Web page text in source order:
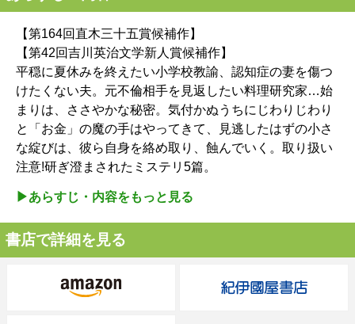
【第164回直木三十五賞候補作】
【第42回吉川英治文学新人賞候補作】
平穏に夏休みを終えたい小学校教諭、認知症の妻を傷つ
けたくない夫。元不倫相手を見返したい料理研究家…始
まりは、ささやかな秘密。気付かぬうちにじわりじわり
と「お金」の魔の手はやってきて、見逃したはずの小さ
な綻びは、彼ら自身を絡め取り、蝕んでいく。取り扱い
注意!研ぎ澄まされたミステリ5篇。
▶︎あらすじ・内容をもっと見る
書店で詳細を見る